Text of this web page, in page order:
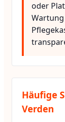
oder
Häufige
Verden